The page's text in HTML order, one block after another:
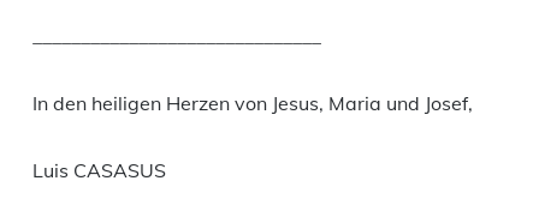
In den heiligen Herzen von Jesus, Maria und Josef,
Luis CASASUS